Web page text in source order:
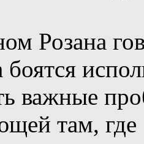
Розана
важные
там, где